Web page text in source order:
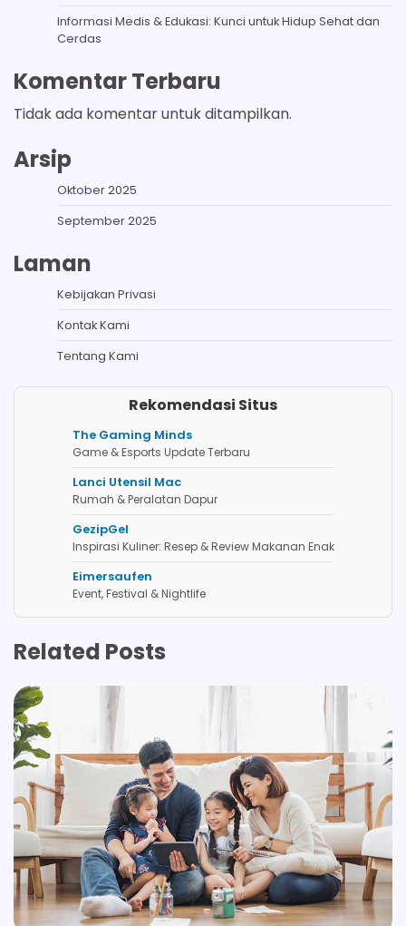
Informasi Medis & Edukasi: Kunci untuk Hidup Sehat dan
Cerdas
Komentar Terbaru
Tidak ada komentar untuk ditampilkan.
Arsip
Oktober 2025
September 2025
Laman
Kebijakan Privasi
Kontak Kami
Tentang Kami
Rekomendasi Situs
The Gaming Minds
Game & Esports Update Terbaru
Lanci Utensil Mac
Rumah & Peralatan Dapur
GezipGel
Inspirasi Kuliner: Resep & Review Makanan Enak
Eimersaufen
Event, Festival & Nightlife
Related Posts